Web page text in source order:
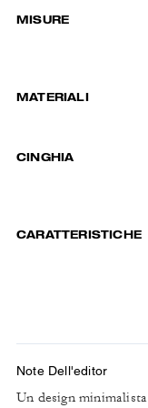
MISURE
MATERIALI
CINGHIA
CARATTERISTICHE
Note Dell'editor
Un design